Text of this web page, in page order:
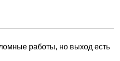
работы, но выход есть